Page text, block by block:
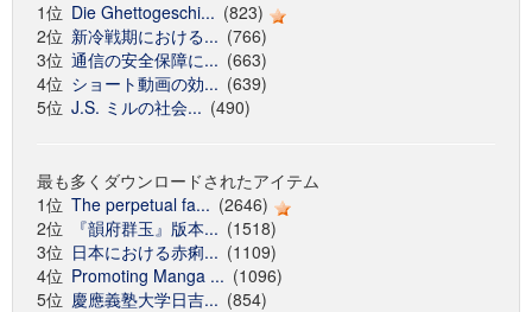
1位 Die Ghettogeschi... (823)
2位 新冷戦期における... (766)
3位 通信の安全保障に... (663)
4位 ショート動画の効... (639)
5位 J.S. ミルの社会... (490)
最も多くダウンロードされたアイテム
1位 The perpetual fa... (2646)
2位
『韻府群玉』版本... (1518)
3位 日本における赤痢... (1109)
4位 Promoting Manga ... (1096)
5位 慶應義塾大学日吉... (854)